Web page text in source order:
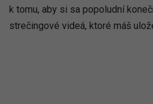
k tomu, aby si sa popoludní
strečingové videá, ktoré máš